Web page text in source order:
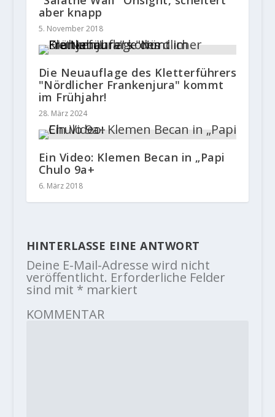
aber knapp
5. November 2018
Die Neuauflage des Kletterführers
"Nördlicher Frankenjura" kommt
im Frühjahr!
28. März 2024
Ein Video: Klemen Becan in „Papi
Chulo 9a+
6. März 2018
HINTERLASSE EINE ANTWORT
Deine E-Mail-Adresse wird nicht
veröffentlicht. Erforderliche Felder
sind mit * markiert
KOMMENTAR